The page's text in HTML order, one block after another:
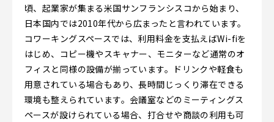
頃、起業家が集まる米国サンフランシスコから始まり、
日本国内では2010年代から広まったと言われています。
コワーキングスペースでは、利用料金を支払えばWi-fiを
はじめ、コピー機やスキャナー、モニターなど通常のオ
フィスと同様の設備が揃っています。ドリンクや軽食も
用意されている場合もあり、長時間じっくり滞在できる
環境も整えられています。会議室などのミーティングス
ペースが設けられている場合、打合せや商談の利用も可